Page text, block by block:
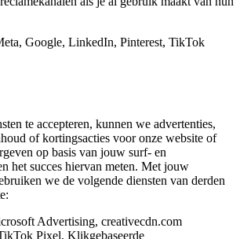
Google, LinkedIn, Pinterest, TikTok
te accepteren, kunnen we advertenties,
of kortingsacties voor onze website of
op basis van jouw surf- en
het succes hiervan meten. Met jouw
we de volgende diensten van derden
Advertising, creativecdn.com
Pixel, Klikgebaseerde